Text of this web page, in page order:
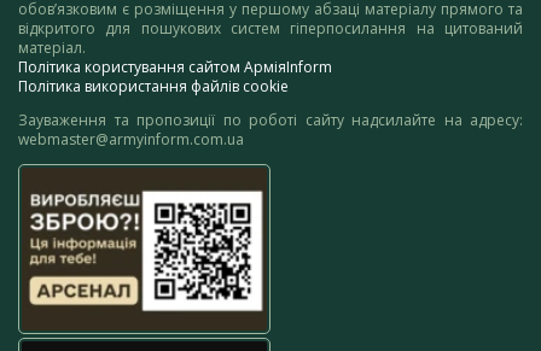
обов’язковим є розміщення у першому абзаці матеріалу прямого та
відкритого для пошукових систем гіперпосилання на цитований
матеріал.
Політика користування сайтом АрміяInform
Політика використання файлів cookie
Зауваження та пропозиції по роботі сайту надсилайте на адресу:
webmaster@armyinform.com.ua